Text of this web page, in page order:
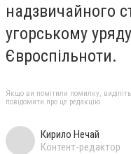
надзвичайного
угорському
Євроспільноти.
Якщо ви помітили помилку,
повідомити про це редакцію
Кирило Нечай
Контент-редактор